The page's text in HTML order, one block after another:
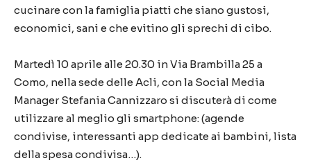
cucinare con la famiglia piatti che siano gustosi,
economici, sani e che evitino gli sprechi di cibo.
Martedì 10 aprile alle 20.30 in Via Brambilla 25 a
Como, nella sede delle Acli, con la Social Media
Manager Stefania Cannizzaro si discuterà di come
utilizzare al meglio gli smartphone: (agende
condivise, interessanti app dedicate ai bambini, lista
della spesa condivisa…).